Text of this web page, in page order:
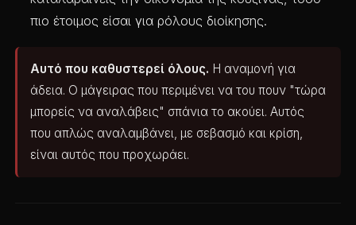
πιο έτοιμος είσαι για ρόλους διοίκησης.
Αυτό που καθυστερεί όλους. Η αναμονή για
άδεια. Ο μάγειρας που περιμένει να του πουν "τώρα
μπορείς να αναλάβεις" σπάνια το ακούει. Αυτός
που απλώς αναλαμβάνει, με σεβασμό και κρίση,
είναι αυτός που προχωράει.